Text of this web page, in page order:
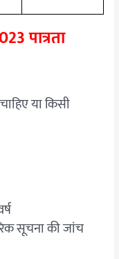
पात्रता
या किसी
सूचना की जांच